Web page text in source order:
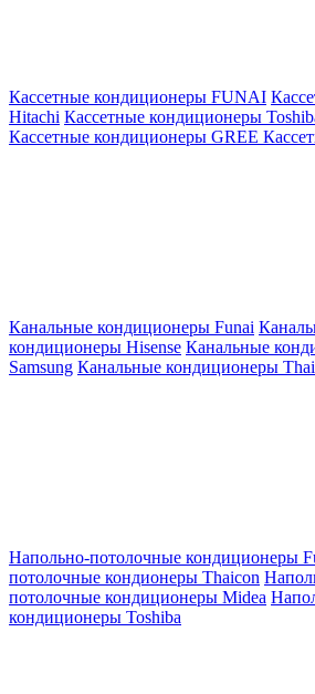
Кассетные кондиционеры FUNAI
Hitachi Кассетные кондиционеры
Кассетные кондиционеры GREE
Канальные кондиционеры Funai
кондиционеры Hisense Канальные
Samsung Канальные кондиционеры
Напольно-потолочные кондиционеры
потолочные кондионеры Thaicon
потолочные кондиционеры Midea
кондиционеры Toshiba